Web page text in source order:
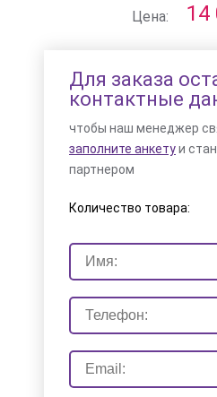
Цена: 14
Для заказа
контактные
чтобы наш менеджер
заполните анкетуи
партнером
Количество товара: